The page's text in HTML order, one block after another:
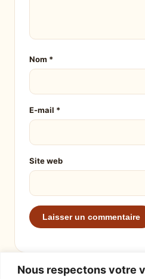
Nous respectons votre
Nom *
E-mail *
Site web